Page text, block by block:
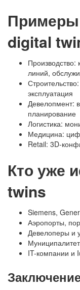
Примеры
digital
Производство:
линий,
эксплуатация
Девелопмент:
планирование
Логистика:
Медицина:
Retail: 3D-
Кто уже
twins
Siemens,
Аэропорты,
Девелоперы и
IT-компании и